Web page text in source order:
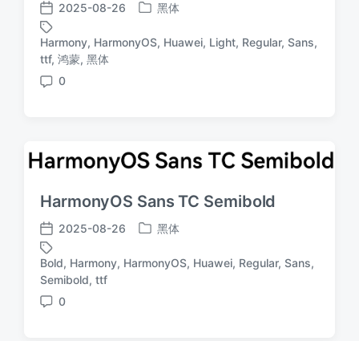
发
布
日
期
2025-08-26
发
于
黑体
标
Harmony, HarmonyOS, Huawei, Light, Regular, Sans,
ttf, 鸿蒙, 黑体
评
0
HarmonyOS Sans TC Semibold
发
布
日
期
2025-08-26
发
于
黑体
标
Bold, Harmony, HarmonyOS, Huawei, Regular, Sans,
Semibold, ttf
评
0